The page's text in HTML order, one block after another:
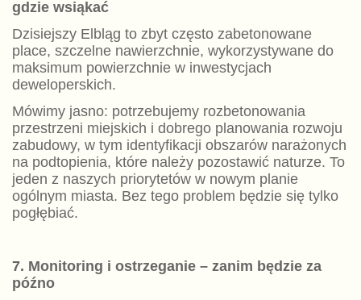
gdzie wsiąkać
Dzisiejszy Elbląg to zbyt często zabetonowane
place, szczelne nawierzchnie, wykorzystywane do
maksimum powierzchnie w inwestycjach
deweloperskich.
Mówimy jasno: potrzebujemy rozbetonowania
przestrzeni miejskich i dobrego planowania rozwoju
zabudowy, w tym identyfikacji obszarów narażonych
na podtopienia, które należy pozostawić naturze. To
jeden z naszych priorytetów w nowym planie
ogólnym miasta. Bez tego problem będzie się tylko
pogłębiać.
7. Monitoring i ostrzeganie – zanim będzie za
późno